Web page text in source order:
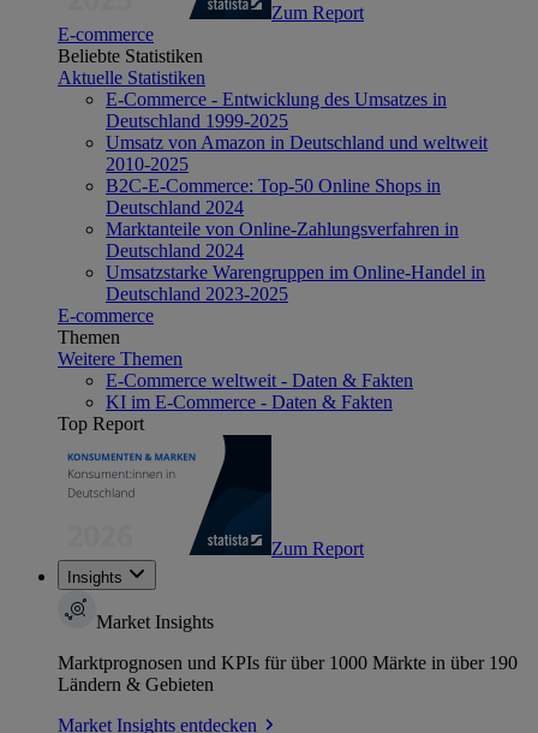
Zum Report
E-commerce
Beliebte Statistiken
Aktuelle Statistiken
E-Commerce - Entwicklung des Umsatzes in
Deutschland 1999-2025
Umsatz von Amazon in Deutschland und weltweit
2010-2025
B2C-E-Commerce: Top-50 Online Shops in
Deutschland 2024
Marktanteile von Online-Zahlungsverfahren in
Deutschland 2024
Umsatzstarke Warengruppen im Online-Handel in
Deutschland 2023-2025
E-commerce
Themen
Weitere Themen
E-Commerce weltweit - Daten & Fakten
KI im E-Commerce - Daten & Fakten
Top Report
Zum Report
Insights
Market Insights
Marktprognosen und KPIs für über 1000 Märkte in über 190
Ländern & Gebieten
Market Insights entdecken